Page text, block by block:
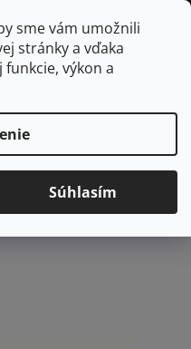
sme vám umožnili
stránky a vďaka
výkon a
Súhlasím
Hľadať
/ Naberačky a
naberačky